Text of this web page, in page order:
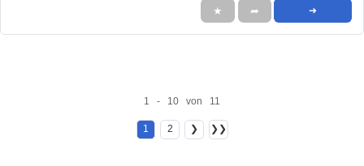
★ ➦ ➜
1 - 10 von 11
1 2 ❯ ❯❯